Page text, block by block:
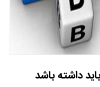
داشته باشد